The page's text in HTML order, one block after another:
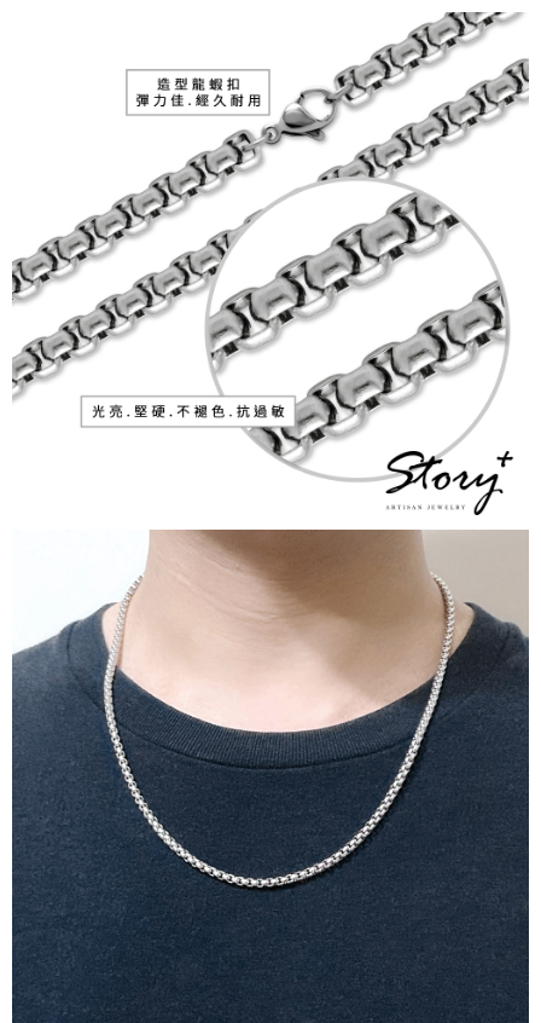
２．便利：只要手機號碼，簡訊認證，即可結帳。
３．安心：先確認商品／服務後，再付款。
【「AFTEE先享後付」結帳流程】
１．於結帳方式選擇「AFTEE先享後付」後，將跳轉至「AFTEE先享後付」
結帳頁面，進行簡訊認證並確認金額後，即可完成結帳。
２．訂單成立數日內，您將收到繳費通知簡訊。
３．收到繳費通知簡訊後14天內，點擊此簡訊中的連結，可透過四大超商／
ATM／網路銀行／等多元方式進行付款，方視為交易完成。
※ 請注意：結帳手續完成當下不需立刻繳費，但若您需要取消訂單，請聯絡
購買商品的店家。未經商家同意取消之訂單仍視為有效，需透過AFTEE先享
後付繳納相關費用。
※ 交易是否成功請以「AFTEE先享後付 」之結帳頁面顯示為準，若有關於
是否繳費成功／繳費後需取消欲退款等相關疑問，請聯繫「AFTEE先享後付
客戶支援中心」
https://netprotections.freshdesk.com/support/home
【注意事項】
１．透過由恩沛科技股份有限公司提供之「AFTEE先享後付」服務完成之交
易，需依本服務之必要範圍內提供個人資料，並將交易相關給付款項請求債
３．未成年的使用者請事先徵得法定代理人或監護人之同意方可使用
「AFTEE先享後付」，若未經同意申辦者引起之損失，本公司不負相關責
４．使用「AFTEE先享後付」時，將依據個別帳號之用戶狀況，依本公司即
時審查核予不同之上限額度；若仍有額度不足之情形，本公司將視審查結果
請求用戶進行身份認證。
５．嚴禁一人註冊多個帳號或使用他人資訊註冊。若發現惡意使用之情形，
恩沛科技股份有限公司將有權停止該用戶之使用額度並採取法律行動。
每筆NT$60，滿NT$1,500(含以上)免運費
付款後全家取貨
每筆NT$60，滿NT$1,500(含以上)免運費
7-11取貨付款
每筆NT$60，滿NT$1,500(含以上)免運費
付款後7-11取貨
每筆NT$60，滿NT$1,500(含以上)免運費
每筆NT$60，滿NT$1,500(含以上)免運費
每筆NT$90
國家/地區配送 查看運費